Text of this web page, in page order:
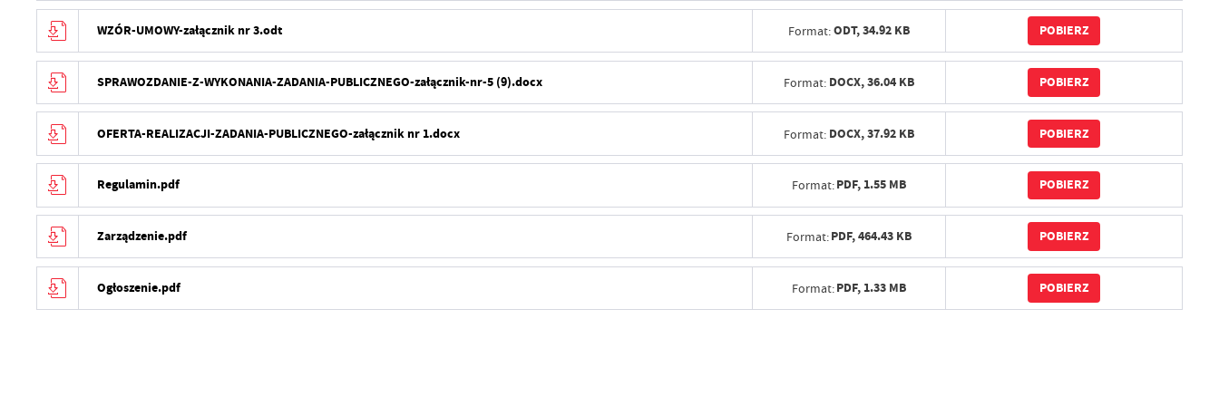
WZÓR-UMOWY-załącznik nr 3.odt Format:ODT,34.92 KB POBIERZ
SPRAWOZDANIE-Z-WYKONANIA-ZADANIA-PUBLICZNEGO-załącznik-nr-5 (9).docx Format: DOCX,36.04 KB POBIERZ
OFERTA-REALIZACJI-ZADANIA-PUBLICZNEGO-załącznik nr 1.docx Format: DOCX,37.92 KB POBIERZ
Regulamin.pdf Format:PDF, 1.55 MB POBIERZ
Zarządzenie.pdf Format:PDF,464.43 KB POBIERZ
Ogłoszenie.pdf Format:PDF, 1.33 MB POBIERZ